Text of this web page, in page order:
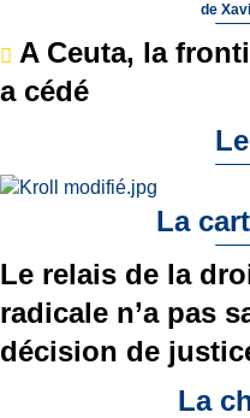
de
A Ceuta, la
a cédé
La
Le relais de la
radicale n’a pas
décision de
La